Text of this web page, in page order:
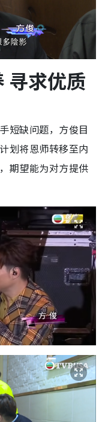
寻求优质
短缺问题，方俊目
划将恩师转移至内
期望能为对方提供